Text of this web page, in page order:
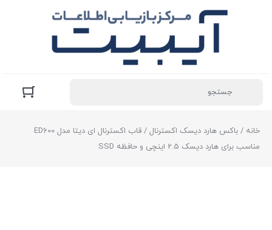
خانه / باکس هارد دیسک اکسترنال
/ قاب اکسترنال ای دیتا مدل ED600
مناسب برای هارد دیسک 2.5 اینچی و حافظه SSD